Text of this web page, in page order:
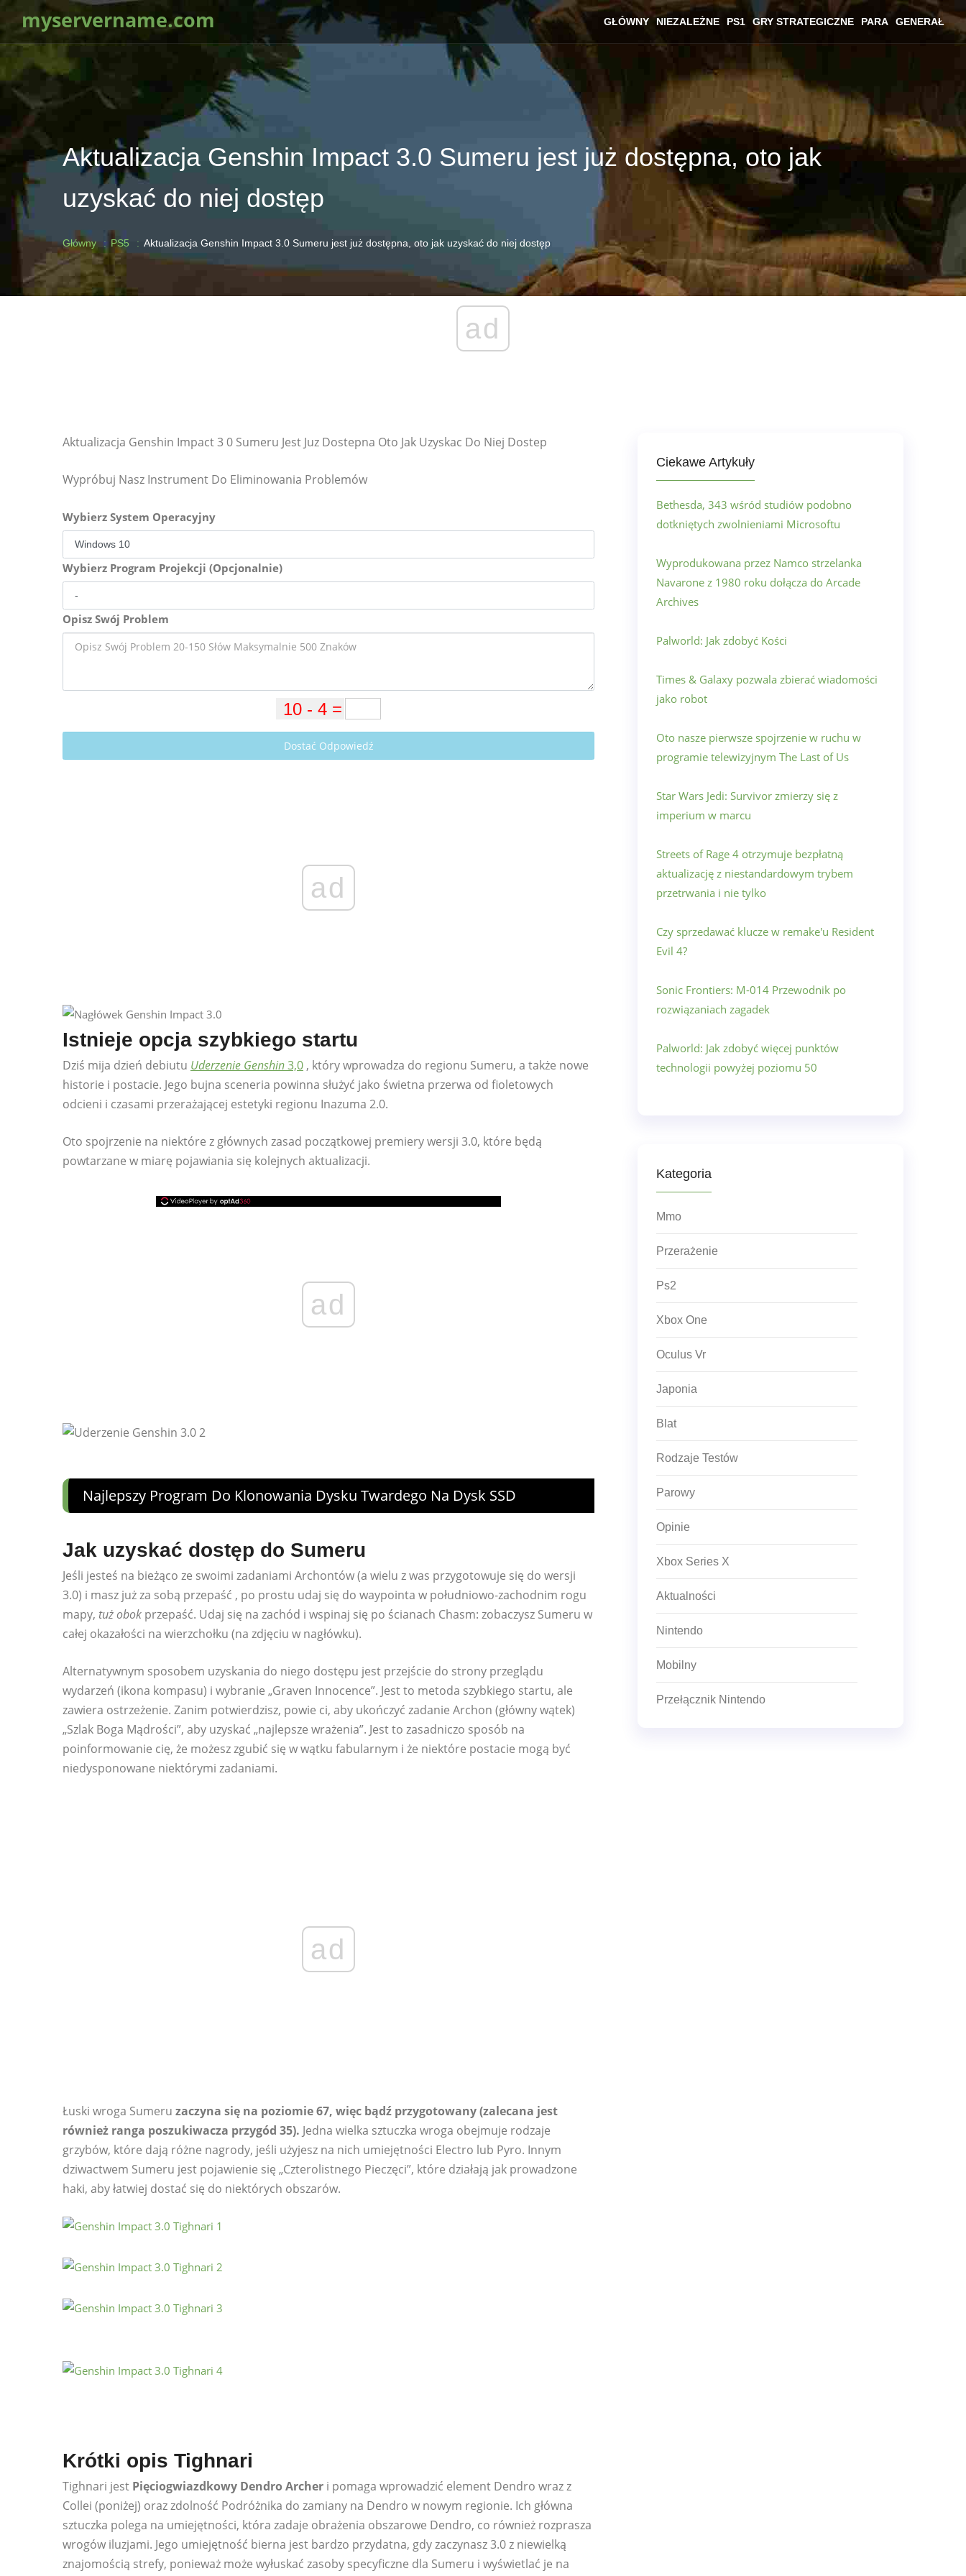
myservername.com GŁÓWNY NIEZALEŻNE PS1 GRY STRATEGICZNE PARA GENERAŁ
Aktualizacja Genshin Impact 3.0 Sumeru jest już dostępna, oto jak
uzyskać do niej dostęp
Główny PS5 Aktualizacja Genshin Impact 3.0 Sumeru jest już dostępna, oto jak uzyskać do niej dostęp
ad
Aktualizacja Genshin Impact 3 0 Sumeru Jest Juz Dostepna Oto Jak Uzyskac Do Niej Dostep
Wypróbuj Nasz Instrument Do Eliminowania Problemów
Wybierz System Operacyjny
Wybierz Program Projekcji (Opcjonalnie)
Opisz Swój Problem
Dostać Odpowiedź
ad
Istnieje opcja szybkiego startu
Dziś mija dzień debiutu Uderzenie Genshin3,0 , który wprowadza do regionu Sumeru, a także nowe
historie i postacie. Jego bujna sceneria powinna służyć jako świetna przerwa od fioletowych
odcieni i czasami przerażającej estetyki regionu Inazuma 2.0.
Oto spojrzenie na niektóre z głównych zasad początkowej premiery wersji 3.0, które będą
powtarzane w miarę pojawiania się kolejnych aktualizacji.
ad
Najlepszy Program Do Klonowania Dysku Twardego Na Dysk SSD
Jak uzyskać dostęp do Sumeru
Jeśli jesteś na bieżąco ze swoimi zadaniami Archontów (a wielu z was przygotowuje się do wersji
3.0) i masz już za sobą przepaść , po prostu udaj się do waypointa w południowo-zachodnim rogu
mapy, tuż obok przepaść. Udaj się na zachód i wspinaj się po ścianach Chasm: zobaczysz Sumeru w
całej okazałości na wierzchołku (na zdjęciu w nagłówku).
Alternatywnym sposobem uzyskania do niego dostępu jest przejście do strony przeglądu
wydarzeń (ikona kompasu) i wybranie „Graven Innocence”. Jest to metoda szybkiego startu, ale
zawiera ostrzeżenie. Zanim potwierdzisz, powie ci, aby ukończyć zadanie Archon (główny wątek)
„Szlak Boga Mądrości”, aby uzyskać „najlepsze wrażenia”. Jest to zasadniczo sposób na
poinformowanie cię, że możesz zgubić się w wątku fabularnym i że niektóre postacie mogą być
niedysponowane niektórymi zadaniami.
ad
Łuski wroga Sumeru zaczyna się na poziomie 67, więc bądź przygotowany (zalecana jest
również ranga poszukiwacza przygód 35). Jedna wielka sztuczka wroga obejmuje rodzaje
grzybów, które dają różne nagrody, jeśli użyjesz na nich umiejętności Electro lub Pyro. Innym
dziwactwem Sumeru jest pojawienie się „Czterolistnego Pieczęci”, które działają jak prowadzone
haki, aby łatwiej dostać się do niektórych obszarów.
Krótki opis Tighnari
Tighnari jest Pięciogwiazdkowy Dendro Archer i pomaga wprowadzić element Dendro wraz z
Collei (poniżej) oraz zdolność Podróżnika do zamiany na Dendro w nowym regionie. Ich główna
sztuczka polega na umiejętności, która zadaje obrażenia obszarowe Dendro, co również rozprasza
wrogów iluzjami. Jego umiejętność bierna jest bardzo przydatna, gdy zaczynasz 3.0 z niewielką
znajomością strefy, ponieważ może wyłuskać zasoby specyficzne dla Sumeru i wyświetlać je na
Ciekawe Artykuły
Bethesda, 343 wśród studiów podobno
dotkniętych zwolnieniami Microsoftu
Wyprodukowana przez Namco strzelanka
Navarone z 1980 roku dołącza do Arcade
Archives
Palworld: Jak zdobyć Kości
Times & Galaxy pozwala zbierać wiadomości
jako robot
Oto nasze pierwsze spojrzenie w ruchu w
programie telewizyjnym The Last of Us
Star Wars Jedi: Survivor zmierzy się z
imperium w marcu
Streets of Rage 4 otrzymuje bezpłatną
aktualizację z niestandardowym trybem
przetrwania i nie tylko
Czy sprzedawać klucze w remake'u Resident
Evil 4?
Sonic Frontiers: M-014 Przewodnik po
rozwiązaniach zagadek
Palworld: Jak zdobyć więcej punktów
technologii powyżej poziomu 50
Kategoria
Mmo
Przerażenie
Ps2
Xbox One
Oculus Vr
Japonia
Blat
Rodzaje Testów
Parowy
Opinie
Xbox Series X
Aktualności
Nintendo
Mobilny
Przełącznik Nintendo